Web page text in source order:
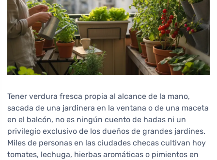
Tener verdura fresca propia al alcance de la mano,
sacada de una jardinera en la ventana o de una maceta
en el balcón, no es ningún cuento de hadas ni un
privilegio exclusivo de los dueños de grandes jardines.
Miles de personas en las ciudades checas cultivan hoy
tomates, lechuga, hierbas aromáticas o pimientos en